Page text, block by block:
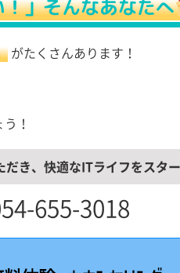
」そんなあなたへ
がたくさんあります！
！
き、快適なITライフをスタ
655-3018